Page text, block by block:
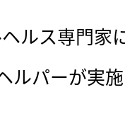
ルス専門家
ルパーが実